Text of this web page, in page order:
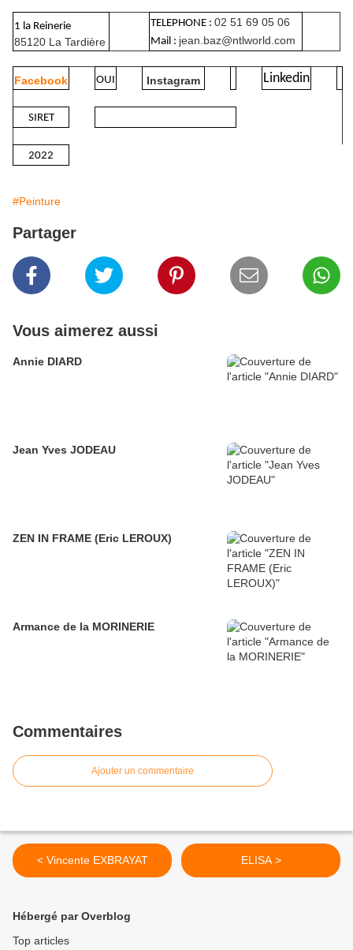
1 la Reinerie
85120 La Tardière
TELEPHONE : 02 51 69 05 06
Mail : jean.baz@ntlworld.com
Facebook OUI Instagram Linkedin
SIRET
2022
#Peinture
Partager
Vous aimerez aussi
Annie DIARD
Jean Yves JODEAU
ZEN IN FRAME (Eric LEROUX)
Armance de la MORINERIE
Commentaires
Ajouter un commentaire
< Vincente EXBRAYAT ELISA >
Hébergé par Overblog
Top articles